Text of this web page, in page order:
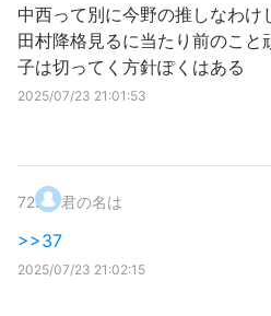
中西って別に今野の推しなわけ
田村降格見るに当たり前のこと
子は切ってく方針ぽくはある
2025/07/23 21:01:53
72. 君の名は
>>37
2025/07/23 21:02:15